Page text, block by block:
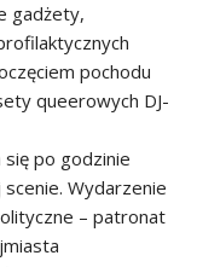
gadżety,
pochodu
queerowych DJ-
się po godzinie
Wydarzenie
– patronat